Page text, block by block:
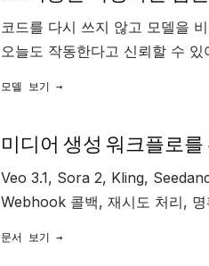
코드를 다시 쓰지 않고 모델을
오늘도 작동한다고 신뢰할 수 있
모델 보기 →
미디어 생성 워크플로를
Veo 3.1, Sora 2, Kling,
Webhook 콜백, 재시도 처리, 명
문서 보기 →